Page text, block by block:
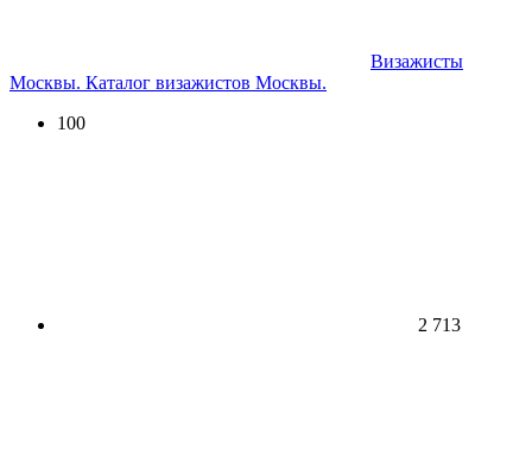
Визажисты
Москвы. Каталог визажистов Москвы.
100
2 713